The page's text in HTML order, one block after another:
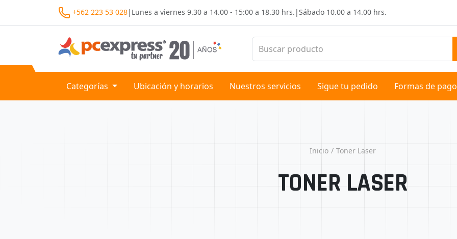
+562 223 53 028| Lunes a viernes 9.30 a 14.00 - 15:00 a 18.30 hrs. |Sábado 10.00 a 14.00 hrs.
Categorías Ubicación y horarios Nuestros servicios Sigue tu pedido Formas de pago
Inicio Toner Laser
TONER LASER